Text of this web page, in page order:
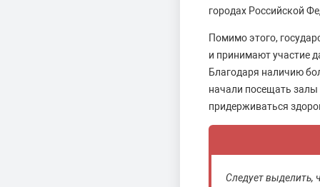
городах Российской
Помимо этого,
и принимают участие
Благодаря наличию
начали посещать
придерживаться
Следует выделить,